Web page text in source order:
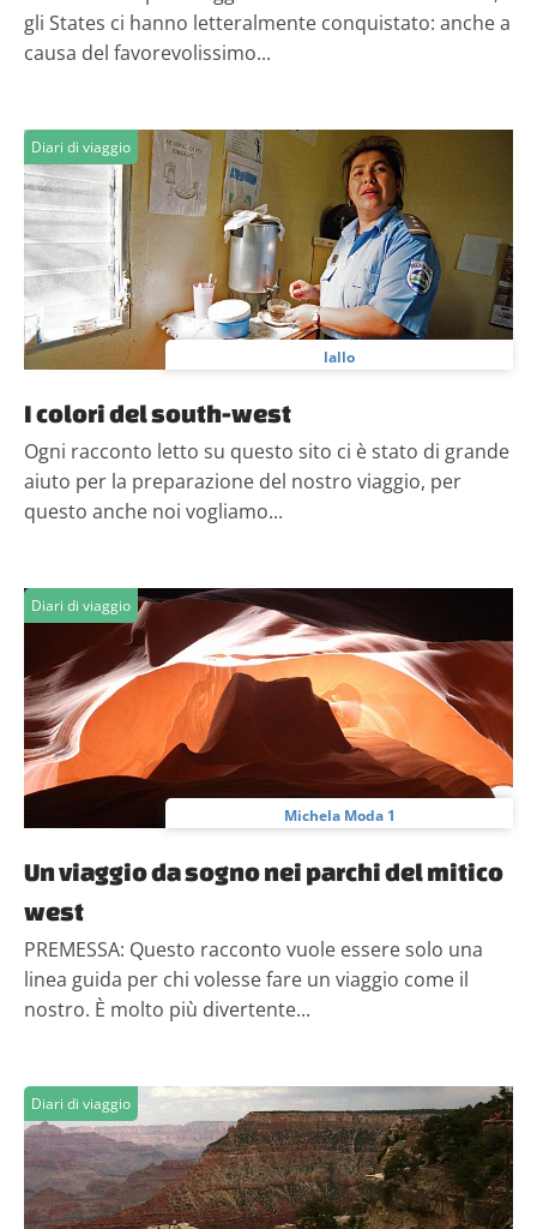
gli States ci hanno letteralmente conquistato: anche a
causa del favorevolissimo...
Diari di viaggio
lallo
I colori del south-west
Ogni racconto letto su questo sito ci è stato di grande
aiuto per la preparazione del nostro viaggio, per
questo anche noi vogliamo...
Diari di viaggio
Michela Moda 1
Un viaggio da sogno nei parchi del mitico
west
PREMESSA: Questo racconto vuole essere solo una
linea guida per chi volesse fare un viaggio come il
nostro. È molto più divertente...
Diari di viaggio